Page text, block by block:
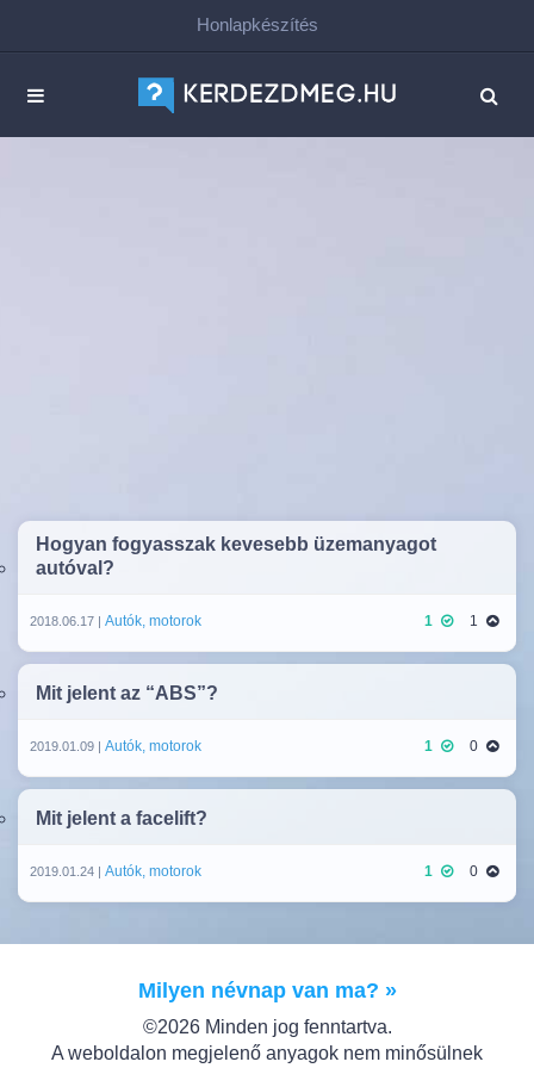
Honlapkészítés
Hogyan fogyasszak kevesebb üzemanyagot
autóval?
2018.06.17 | Autók, motorok 1 1
Mit jelent az “ABS”?
2019.01.09 | Autók, motorok 1 0
Mit jelent a facelift?
2019.01.24 | Autók, motorok 1 0
Milyen névnap van ma? »
©2026 Minden jog fenntartva.
A weboldalon megjelenő anyagok nem minősülnek